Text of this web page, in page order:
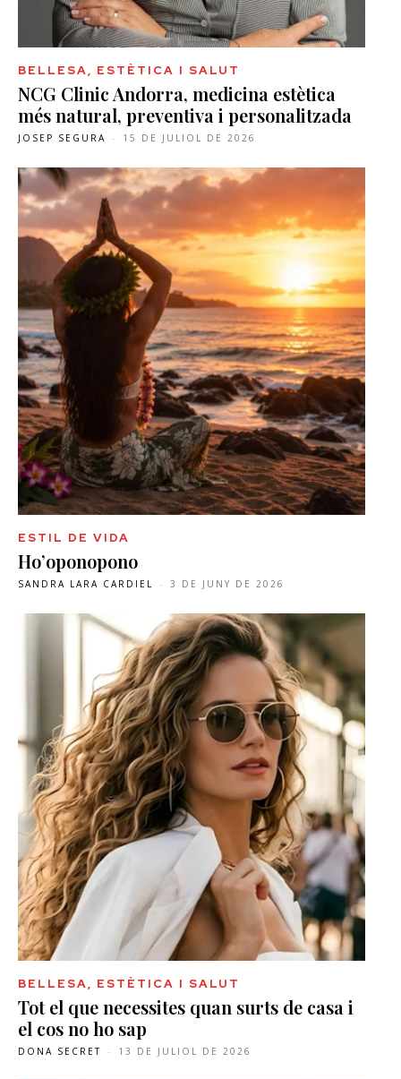
BELLESA, ESTÈTICA I SALUT
NCG Clinic Andorra, medicina estètica
més natural, preventiva i personalitzada
JOSEP SEGURA - 15 DE JULIOL DE 2026
ESTIL DE VIDA
Ho’oponopono
SANDRA LARA CARDIEL - 3 DE JUNY DE 2026
BELLESA, ESTÈTICA I SALUT
Tot el que necessites quan surts de casa i
el cos no ho sap
DONA SECRET - 13 DE JULIOL DE 2026